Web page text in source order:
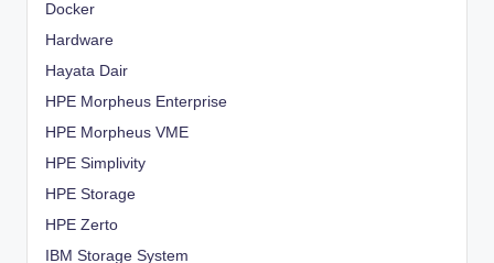
Docker
Hardware
Hayata Dair
HPE Morpheus Enterprise
HPE Morpheus VME
HPE Simplivity
HPE Storage
HPE Zerto
IBM Storage System